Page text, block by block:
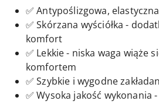
✅ Antypoślizgowa,
✅ Skórzana wyściółka -
komfort
✅ Lekkie - niska waga wiąże
komfortem
✅ Szybkie i wygodne
✅ Wysoka jakość wykonania